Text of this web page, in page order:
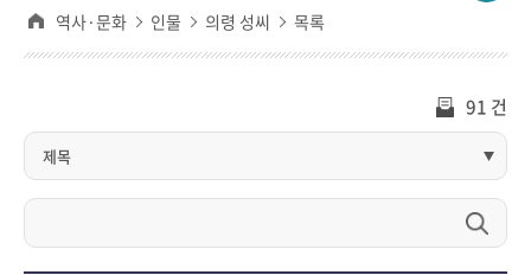
역사·문화 인물 의령 성씨 목록
91 건